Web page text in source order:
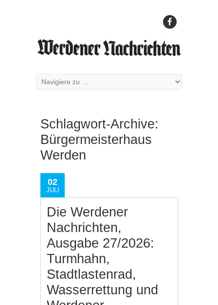
Schlagwort-Archive:
Bürgermeisterhaus
Werden
02
JULI
Die Werdener
Nachrichten,
Ausgabe 27/2026:
Turmhahn,
Stadtlastenrad,
Wasserrettung und